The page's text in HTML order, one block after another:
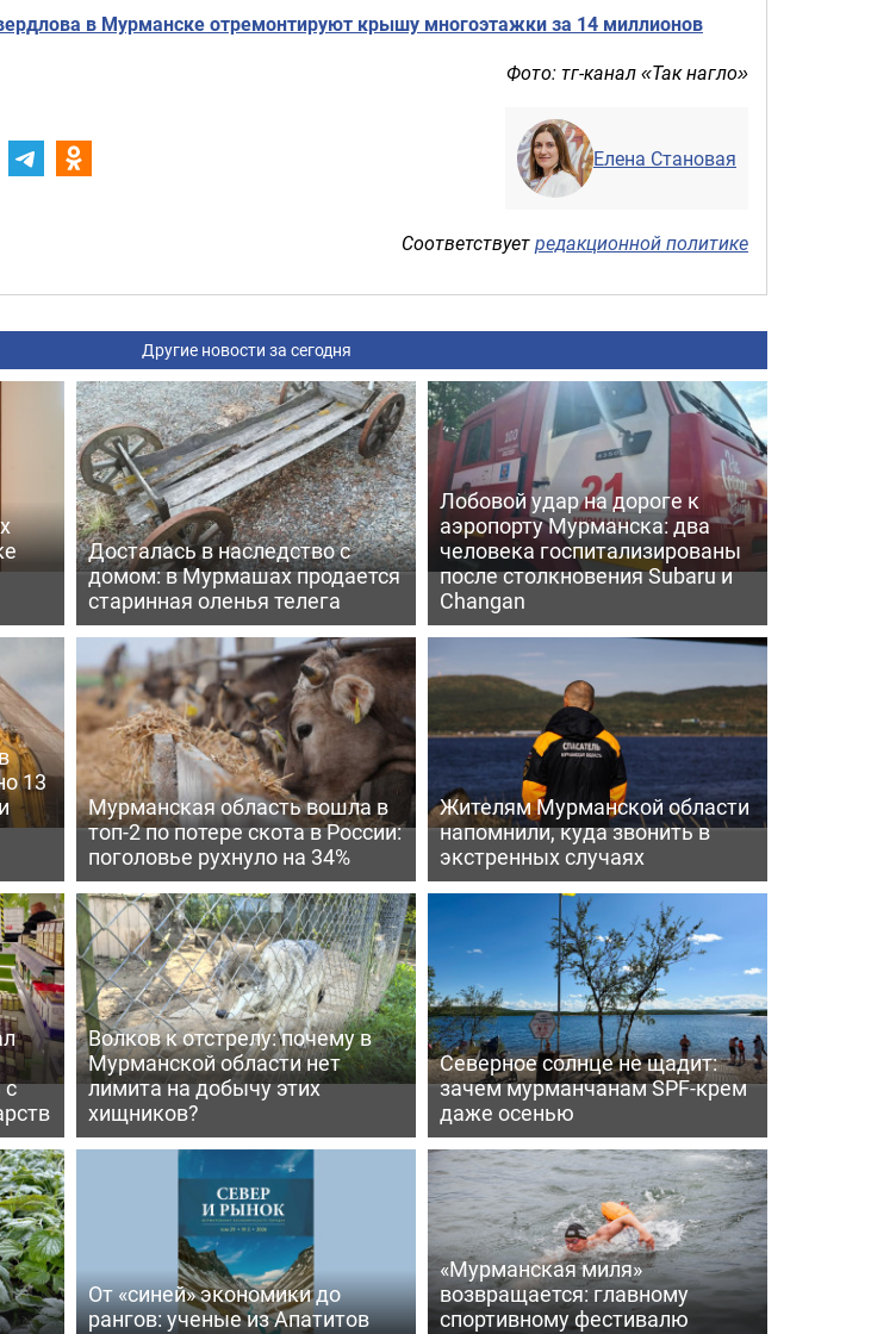
в Мурманске отремонтируют крышу многоэтажки за 14 миллионов
Фото: тг-канал «Так нагло»
Елена Становая
Соответствуетредакционной политике
Другие новости за сегодня
Досталась в наследство с
домом: в Мурмашах продается
старинная оленья телега
Лобовой удар на дороге к
аэропорту Мурманска: два
человека госпитализированы
после столкновения Subaru и
Changan
13
Мурманская область вошла в
топ-2 по потере скота в России:
поголовье рухнуло на 34%
Жителям Мурманской области
напомнили, куда звонить в
экстренных случаях
с
Волков к отстрелу: почему в
Мурманской области нет
лимита на добычу этих
хищников?
Северное солнце не щадит:
зачем мурманчанам SPF-крем
даже осенью
От «синей» экономики до
рангов: ученые из Апатитов
«Мурманская миля»
возвращается: главному
спортивному фестивалю